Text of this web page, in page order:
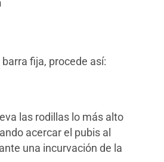
fija, procede así:
las rodillas lo más alto
acercar el pubis al
una incurvación de la